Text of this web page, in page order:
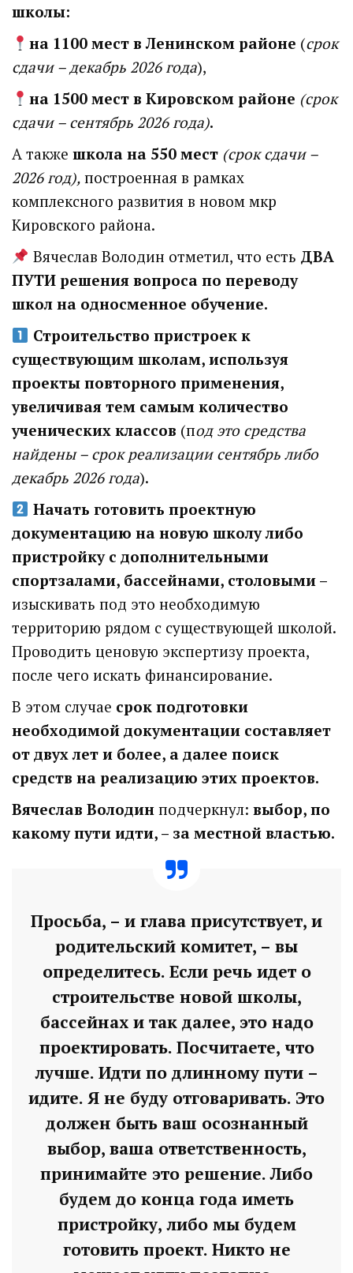
школы:
на 1100 мест в Ленинском районе (срок
сдачи – декабрь 2026 года),
на 1500 мест в Кировском районе (срок
сдачи – сентябрь 2026 года).
А также школа на 550 мест (срок сдачи –
2026 год), построенная в рамках
комплексного развития в новом мкр
Кировского района.
Вячеслав Володин отметил, что есть ДВА
ПУТИ решения вопроса по переводу
школ на односменное обучение.
Строительство пристроек к
существующим школам, используя
проекты повторного применения,
увеличивая тем самым количество
ученических классов (под это средства
найдены – срок реализации сентябрь либо
декабрь 2026 года).
Начать готовить проектную
документацию на новую школу либо
пристройку с дополнительными
спортзалами, бассейнами, столовыми –
изыскивать под это необходимую
территорию рядом с существующей школой.
Проводить ценовую экспертизу проекта,
после чего искать финансирование.
В этом случае срок подготовки
необходимой документации составляет
от двух лет и более, а далее поиск
средств на реализацию этих проектов.
Вячеслав Володин подчеркнул: выбор, по
какому пути идти, – за местной властью.
Просьба, – и глава присутствует, и
родительский комитет, – вы
определитесь. Если речь идет о
строительстве новой школы,
бассейнах и так далее, это надо
проектировать. Посчитаете, что
лучше. Идти по длинному пути –
идите. Я не буду отговаривать. Это
должен быть ваш осознанный
выбор, ваша ответственность,
принимайте это решение. Либо
будем до конца года иметь
пристройку, либо мы будем
готовить проект. Никто не
Володин: 31 августа
РАБОТЫ БУДУТ
ЗАВЕРШЕНЫ